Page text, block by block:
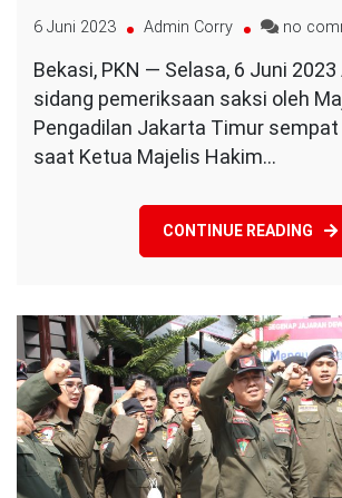
6 Juni 2023 Admin Corry no
Bekasi, PKN — Selasa, 6 Juni 2023
sidang pemeriksaan saksi oleh
Pengadilan Jakarta Timur
saat Ketua Majelis Hakim…
CONTINUE READING